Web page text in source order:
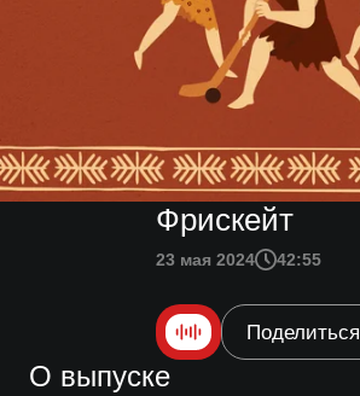
Фрискейт
23 мая 2024 42:55
Поделиться
О выпуске